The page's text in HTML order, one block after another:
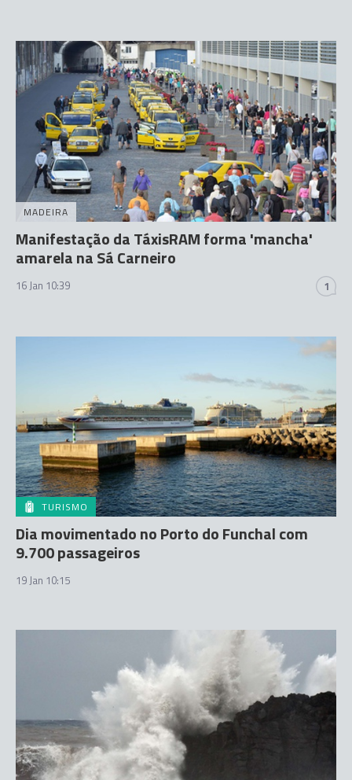
MADEIRA
Manifestação da TáxisRAM forma 'mancha'
amarela na Sá Carneiro
16 Jan 10:39 1
TURISMO
Dia movimentado no Porto do Funchal com
9.700 passageiros
19 Jan 10:15